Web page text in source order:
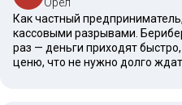
Как частный
кассовыми разрывами.
раз — деньги приходят
ценю, что не нужно долго